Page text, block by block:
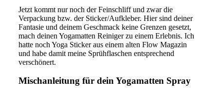
Jetzt kommt nur noch der Feinschliff und zwar die
Verpackung bzw. der Sticker/Aufkleber. Hier sind deiner
Fantasie und deinem Geschmack keine Grenzen gesetzt,
mach deinen Yogamatten Reiniger zu einem Erlebnis. Ich
hatte noch Yoga Sticker aus einem alten Flow Magazin
und habe damit meine Sprühflaschen entsprechend
verschönert.
Mischanleitung für dein Yogamatten Spray